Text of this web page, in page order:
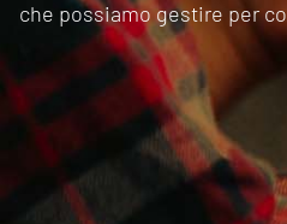
che possiamo gestire per